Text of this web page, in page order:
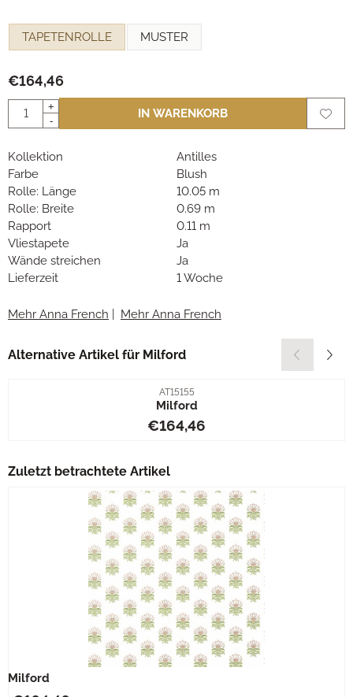
TAPETENROLLE MUSTER
€164,46
Anzahl
+
-
IN WARENKORB
Kollektion
Antilles
Farbe
Blush
Rolle: Länge
10.05 m
Rolle: Breite
0.69 m
Rapport
0.11 m
Vliestapete
Ja
Wände streichen
Ja
Lieferzeit
1 Woche
Mehr Anna French Mehr Anna French
Alternative Artikel für Milford
Artikelnummer
AT15155
Milford
Preis: 164,46
€164,46
Zuletzt betrachtete Artikel
Milford